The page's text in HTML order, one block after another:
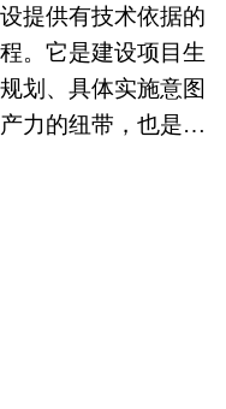
域二十余年的方法
五"规划衔接期为
技行业的发展逻辑
重范式跃迁：一
集成，多学科交叉
景从消费互联网向
成为经济增长新动
向主动引领，数据
速构建。这些变革
企业战略布局、政
全新挑战。 本报
提供有技术依据的
。它是建设项目生
划、具体实施意图
力的纽带，也是处
。工程设计包括总
力、储运、自动控
随着中国经济的
进，工程设计行业
普华研究院的数
过5000亿元，并且
健增长。这一增长